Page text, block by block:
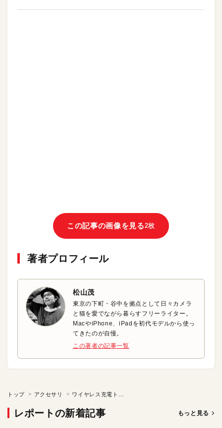
この記事の画像を見る2枚
著者プロフィール
松山茂
東京の下町・谷中を拠点として日々カメラ
と猫を愛でながら暮らすフリーライター。
MacやiPhone、iPadを初代モデルから使っ
てきたのが自慢。
この著者の記事一覧
トップ アクセサリ
レポートの新着記事 もっと見る